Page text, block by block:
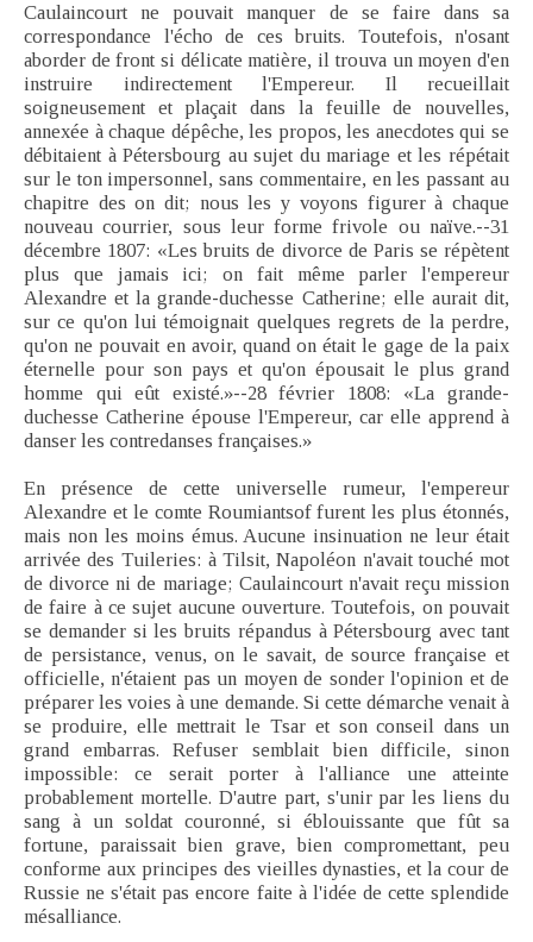
Caulaincourt ne pouvait manquer de se faire dans sa
correspondance l'écho de ces bruits. Toutefois, n'osant
aborder de front si délicate matière, il trouva un moyen d'en
instruire indirectement l'Empereur. Il recueillait
soigneusement et plaçait dans la feuille de nouvelles,
annexée à chaque dépêche, les propos, les anecdotes qui se
débitaient à Pétersbourg au sujet du mariage et les répétait
sur le ton impersonnel, sans commentaire, en les passant au
chapitre des on dit; nous les y voyons figurer à chaque
nouveau courrier, sous leur forme frivole ou naïve.--31
décembre 1807: «Les bruits de divorce de Paris se répètent
plus que jamais ici; on fait même parler l'empereur
Alexandre et la grande-duchesse Catherine; elle aurait dit,
sur ce qu'on lui témoignait quelques regrets de la perdre,
qu'on ne pouvait en avoir, quand on était le gage de la paix
éternelle pour son pays et qu'on épousait le plus grand
homme qui eût existé.»--28 février 1808: «La grande-
duchesse Catherine épouse l'Empereur, car elle apprend à
danser les contredanses françaises.»
En présence de cette universelle rumeur, l'empereur
Alexandre et le comte Roumiantsof furent les plus étonnés,
mais non les moins émus. Aucune insinuation ne leur était
arrivée des Tuileries: à Tilsit, Napoléon n'avait touché mot
de divorce ni de mariage; Caulaincourt n'avait reçu mission
de faire à ce sujet aucune ouverture. Toutefois, on pouvait
se demander si les bruits répandus à Pétersbourg avec tant
de persistance, venus, on le savait, de source française et
officielle, n'étaient pas un moyen de sonder l'opinion et de
préparer les voies à une demande. Si cette démarche venait à
se produire, elle mettrait le Tsar et son conseil dans un
grand embarras. Refuser semblait bien difficile, sinon
impossible: ce serait porter à l'alliance une atteinte
probablement mortelle. D'autre part, s'unir par les liens du
sang à un soldat couronné, si éblouissante que fût sa
fortune, paraissait bien grave, bien compromettant, peu
conforme aux principes des vieilles dynasties, et la cour de
Russie ne s'était pas encore faite à l'idée de cette splendide
mésalliance.